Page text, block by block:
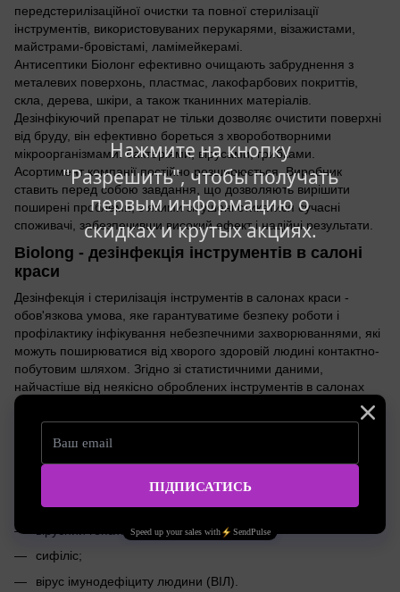
Нажмите на кнопку
"Разрешить", чтобы получать
первым информацию о
скидках и крутых акциях.
передстерилізаційної очистки та повної стерилізації
інструментів, використовуваних перукарями, візажистами,
майстрами-бровістамі, ламімейкерамі.
Антисептики Біолонг ефективно очищають забруднення з
металевих поверхонь, пластмас, лакофарбових покриттів,
скла, дерева, шкіри, а також тканинних матеріалів.
Дезінфікуючий препарат не тільки дозволяє очистити поверхні
від бруду, він ефективно бореться з хвороботворними
мікроорганізмами: бактеріями, вірусами, грибками.
Асортимент компанії постійно розширюється. Виробник
ставить перед собою завдання, що дозволяють вирішити
поширені проблеми, з якими змушені стикатися сучасні
споживачі, забезпечивши високий ефект і надійні результати.
Biolong - дезінфекція інструментів в салоні
краси
Дезінфекція і стерилізація інструментів в салонах краси -
обов'язкова умова, яке гарантуватиме безпеку роботи і
профілактику інфікування небезпечними захворюваннями, які
можуть поширюватися від хворого здоровій людині контактно-
побутовим шляхом. Згідно зі статистичними даними,
найчастіше від неякісно оброблених інструментів в салонах
краси заражаються такими захворюваннями:
кокковая інфекція;
грибкове ураження шкіри рук, ніг, голови;
вірус герпесу;
вірусний гепатит;
сифіліс;
вірус імунодефіциту людини (ВІЛ).